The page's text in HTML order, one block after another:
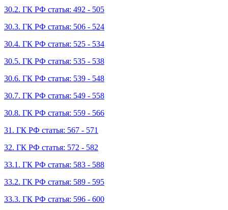
30.2. ГК РФ статья: 492 - 505
30.3. ГК РФ статья: 506 - 524
30.4. ГК РФ статья: 525 - 534
30.5. ГК РФ статья: 535 - 538
30.6. ГК РФ статья: 539 - 548
30.7. ГК РФ статья: 549 - 558
30.8. ГК РФ статья: 559 - 566
31. ГК РФ статья: 567 - 571
32. ГК РФ статья: 572 - 582
33.1. ГК РФ статья: 583 - 588
33.2. ГК РФ статья: 589 - 595
33.3. ГК РФ статья: 596 - 600